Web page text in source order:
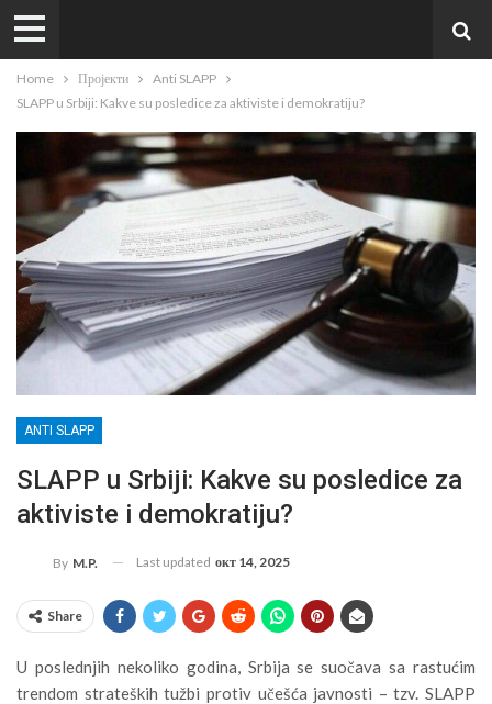
Home Пројекти
Anti SLAPP
SLAPP u Srbiji: Kakve su posledice za aktiviste i demokratiju?
ANTI SLAPP
SLAPP u Srbiji: Kakve su posledice za
aktiviste i demokratiju?
By M.P. Last updated окт 14, 2025
Share
U poslednjih nekoliko godina, Srbija se suočava sa rastućim
trendom strateških tužbi protiv učešća javnosti – tzv. SLAPP